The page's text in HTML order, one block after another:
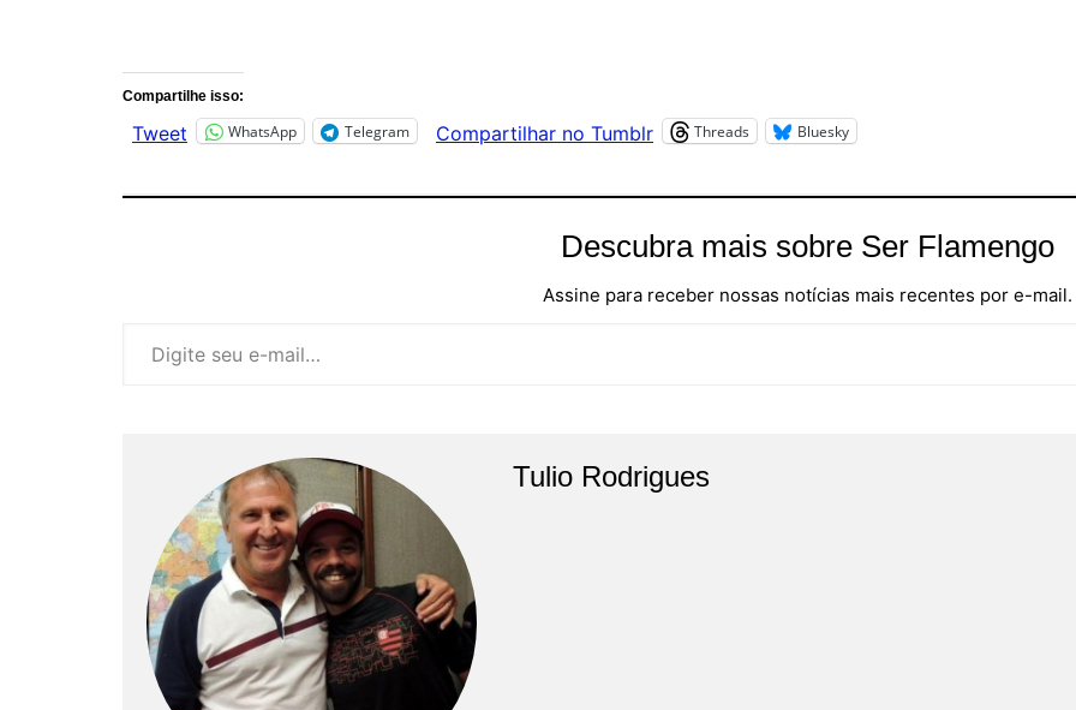
Compartilhe isso:
Tweet WhatsApp Telegram Compartilhar no Tumblr Threads Bluesky
Descubra mais sobre Ser Flamengo
Assine para receber nossas notícias mais recentes por e-mail.
Tulio Rodrigues